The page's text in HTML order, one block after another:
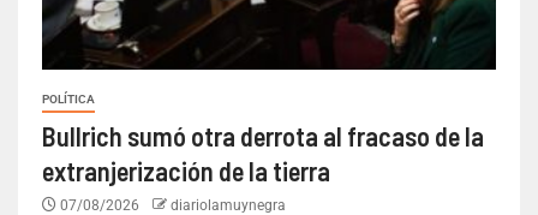
POLÍTICA
Bullrich sumó otra derrota al fracaso de la
extranjerización de la tierra
07/08/2026 diariolamuynegra